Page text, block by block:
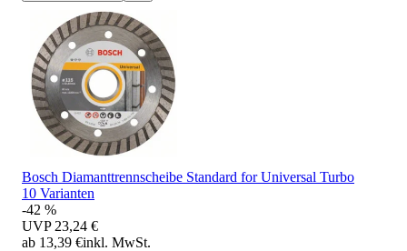
Bosch Diamanttrennscheibe Standard for Universal Turbo
10 Varianten
-42 %
UVP 23,24 €
ab 13,39 €inkl. MwSt.